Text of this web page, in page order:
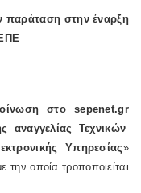
παράταση στην έναρξη
στο sepenet.gr
αναγγελίας Τεχνικών
Υπηρεσίας»
οποία τροποποιείται